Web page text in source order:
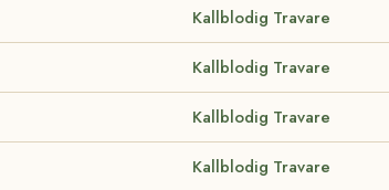
Kallblodig Travare
Kallblodig Travare
Kallblodig Travare
Kallblodig Travare